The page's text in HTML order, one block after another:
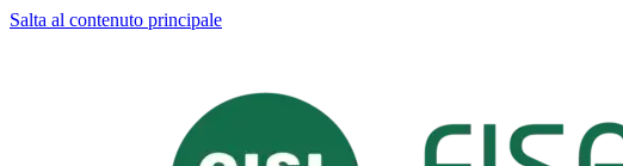
Salta al contenuto principale